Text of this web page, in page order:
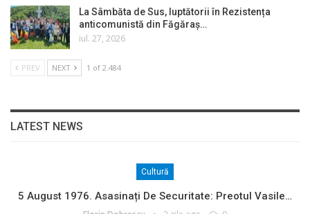
La Sâmbăta de Sus, luptătorii în Rezistența
anticomunistă din Făgăraș…
iul. 27, 2026
PREV NEXT 1 of 2.484
LATEST NEWS
Cultură
5 August 1976. Asasinați De Securitate: Preotul Vasile…